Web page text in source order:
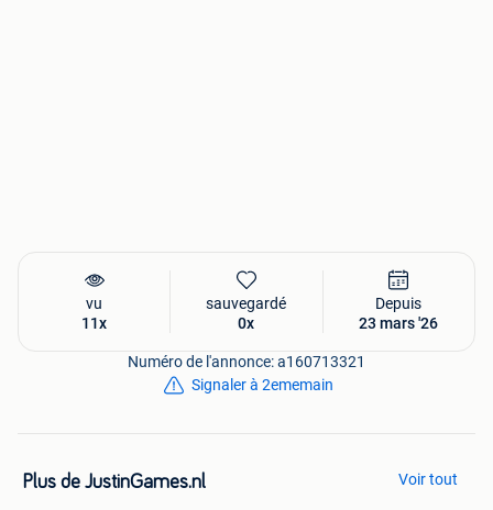
vu
11x
sauvegardé
0x
Depuis
23 mars '26
Numéro de l'annonce: a160713321
Signaler à 2ememain
Plus de JustinGames.nl Voir tout